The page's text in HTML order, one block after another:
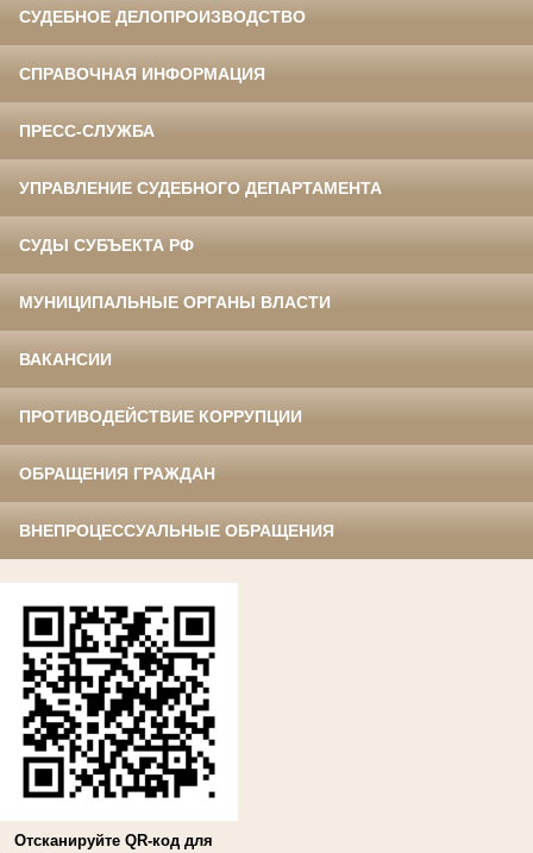
СУДЕБНОЕ ДЕЛОПРОИЗВОДСТВО
СПРАВОЧНАЯ ИНФОРМАЦИЯ
ПРЕСС-СЛУЖБА
УПРАВЛЕНИЕ СУДЕБНОГО ДЕПАРТАМЕНТА
СУДЫ СУБЪЕКТА РФ
МУНИЦИПАЛЬНЫЕ ОРГАНЫ ВЛАСТИ
ВАКАНСИИ
ПРОТИВОДЕЙСТВИЕ КОРРУПЦИИ
ОБРАЩЕНИЯ ГРАЖДАН
ВНЕПРОЦЕССУАЛЬНЫЕ ОБРАЩЕНИЯ
Отсканируйте QR-код для